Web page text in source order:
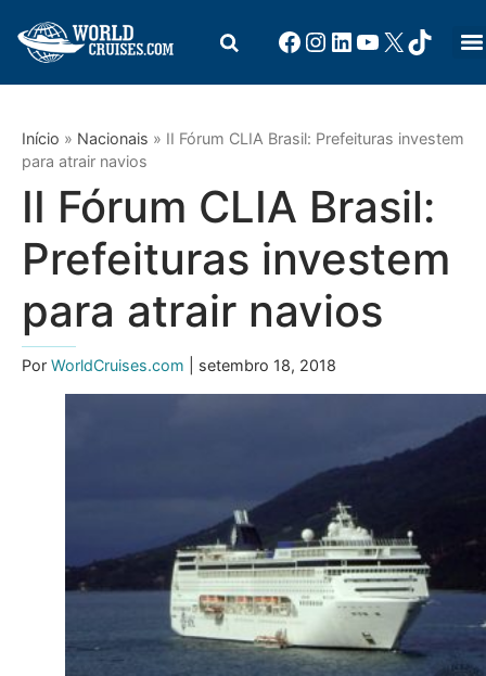
Início » Nacionais » II Fórum CLIA Brasil: Prefeituras investem
para atrair navios
II Fórum CLIA Brasil:
Prefeituras investem
para atrair navios
Por WorldCruises.com | setembro 18, 2018